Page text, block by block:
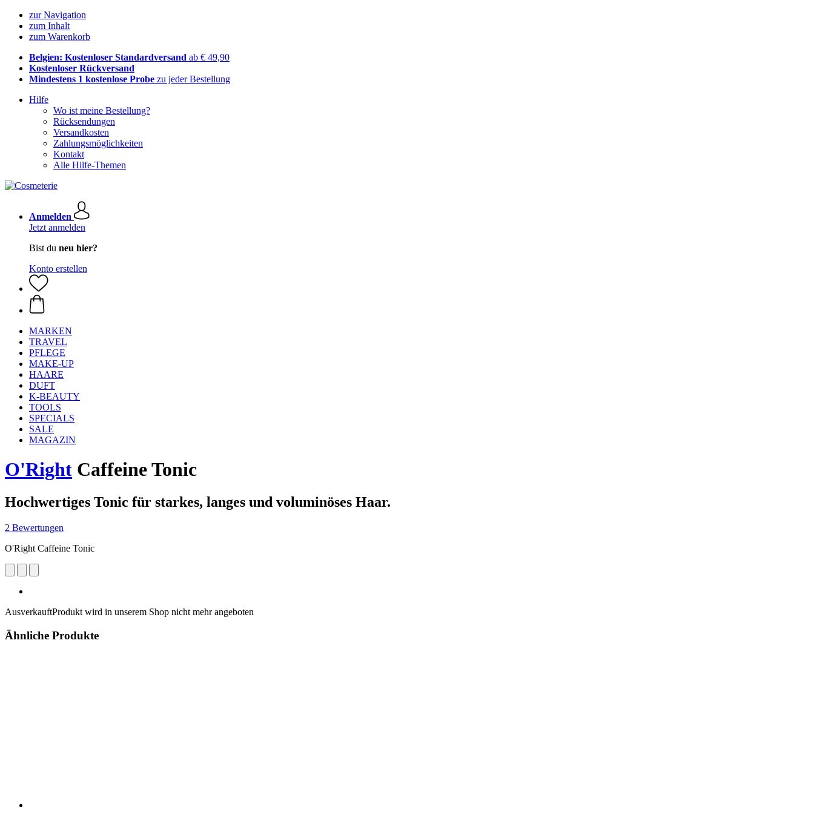
zur Navigation
zum Inhalt
zum Warenkorb
Belgien: Kostenloser Standardversand ab € 49,90
Kostenloser Rückversand
Mindestens 1 kostenlose Probe zu jeder Bestellung
Hilfe
Wo ist meine Bestellung?
Rücksendungen
Versandkosten
Zahlungsmöglichkeiten
Kontakt
Alle Hilfe-Themen
Anmelden
Jetzt anmelden
Bist du neu hier?
Konto erstellen
MARKEN
TRAVEL
PFLEGE
MAKE-UP
HAARE
DUFT
K-BEAUTY
TOOLS
SPECIALS
SALE
MAGAZIN
O'Right Caffeine Tonic
Hochwertiges Tonic für starkes, langes und voluminöses Haar.
2 Bewertungen
O'Right Caffeine Tonic
AusverkauftProdukt wird in unserem Shop nicht mehr angeboten
Ähnliche Produkte